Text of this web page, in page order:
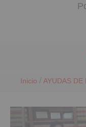
Inicio / AYUDAS DE